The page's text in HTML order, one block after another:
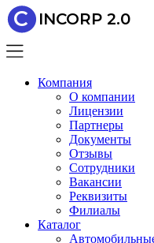
INCORP 2.0
C
Компания
О компании
Лицензии
Партнеры
Документы
Отзывы
Сотрудники
Вакансии
Реквизиты
Филиалы
Каталог